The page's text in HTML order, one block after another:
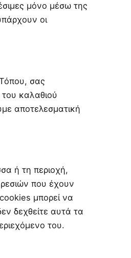
μόνο μέσω της
οι
σας
καλαθιού
αποτελεσματική
ή τη περιοχή,
που έχουν
μπορεί να
δεχθείτε αυτά τα
του.